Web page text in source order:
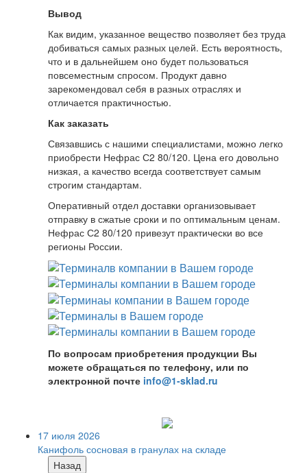
Вывод
Как видим, указанное вещество позволяет без труда
добиваться самых разных целей. Есть вероятность,
что и в дальнейшем оно будет пользоваться
повсеместным спросом. Продукт давно
зарекомендовал себя в разных отраслях и
отличается практичностью.
Как заказать
Связавшись с нашими специалистами, можно легко
приобрести Нефрас С2 80/120. Цена его довольно
низкая, а качество всегда соответствует самым
строгим стандартам.
Оперативный отдел доставки организовывает
отправку в сжатые сроки и по оптимальным ценам.
Нефрас С2 80/120 привезут практически во все
регионы России.
По вопросам приобретения продукции Вы
можете обращаться по телефону, или по
электронной почте info@1-sklad.ru
17 июля 2026
Канифоль сосновая в гранулах на складе
Назад